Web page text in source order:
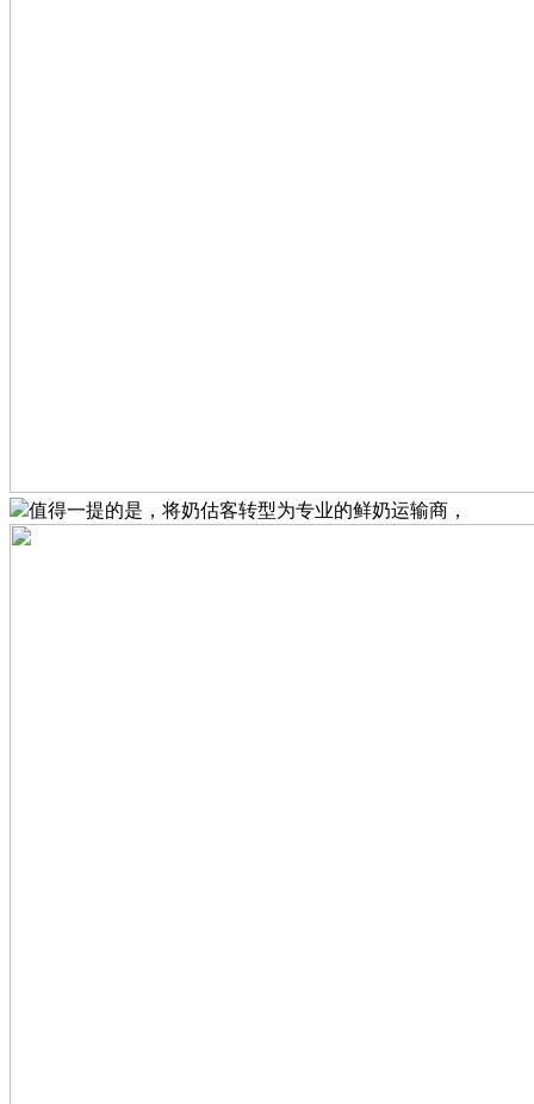
值得一提的是，将奶估客转型为专业的鲜奶运输商，